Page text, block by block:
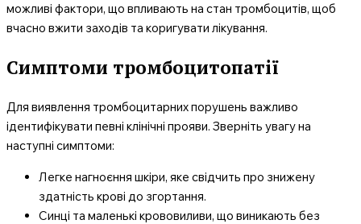
можливі фактори, що впливають на стан тромбоцитів, щоб
вчасно вжити заходів та коригувати лікування.
Симптоми тромбоцитопатії
Для виявлення тромбоцитарних порушень важливо
ідентифікувати певні клінічні прояви. Зверніть увагу на
наступні симптоми:
Легке нагноєння шкіри, яке свідчить про знижену
здатність крові до згортання.
Синці та маленькі крововиливи, що виникають без